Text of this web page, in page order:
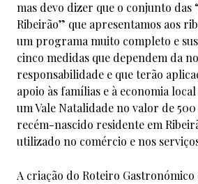
mas devo dizer que o conjunto das
Ribeirão” que apresentamos aos
um programa muito completo e
cinco medidas que dependem da
responsabilidade e que terão
apoio às famílias e à economia
um Vale Natalidade no valor de
recém-nascido residente em
utilizado no comércio e nos
A criação do Roteiro Gastronómico